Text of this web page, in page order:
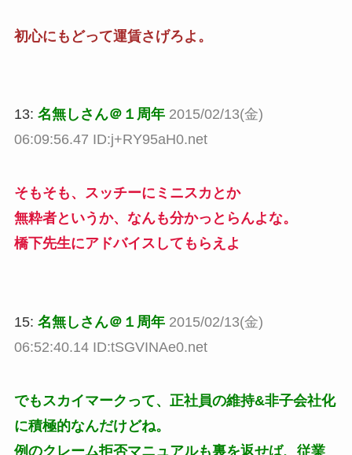
初心にもどって運賃さげろよ。
13: 名無しさん＠１周年 2015/02/13(金)
06:09:56.47 ID:j+RY95aH0.net
そもそも、スッチーにミニスカとか
無粋者というか、なんも分かっとらんよな。
橋下先生にアドバイスしてもらえよ
15: 名無しさん＠１周年 2015/02/13(金)
06:52:40.14 ID:tSGVINAe0.net
でもスカイマークって、正社員の維持&非子会社化
に積極的なんだけどね。
例のクレーム拒否マニュアルも裏を返せば、従業